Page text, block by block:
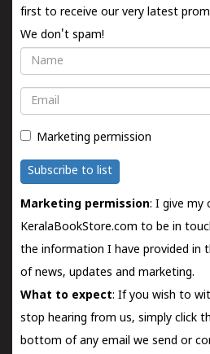
first to receive our very latest
We don't spam!
Name
Email
Marketing permission
Subscribe to list
Marketing permission: I give my
KeralaBookStore.com to be in
the information I have provided in
of news, updates and marketing.
What to expect: If you wish to
stop hearing from us, simply click
bottom of any email we send or